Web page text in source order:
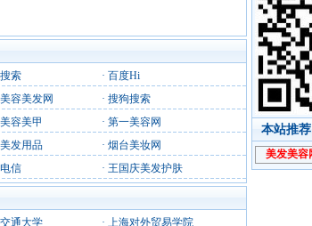
本站推荐
索 · 百度Hi
容美发网 · 搜狗搜索
容美甲 · 第一美容网
发用品 · 烟台美妆网
信 · 王国庆美发护肤
通大学 · 上海对外贸易学院